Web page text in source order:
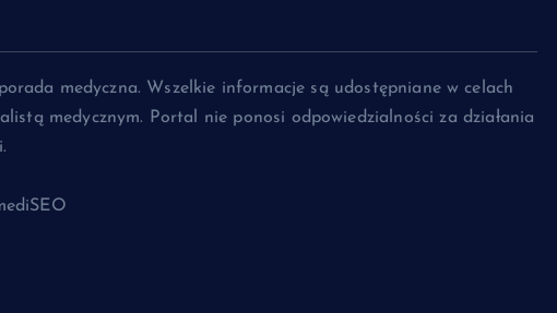
medyczna. Wszelkie informacje są udostępniane w celach
medycznym. Portal nie ponosi odpowiedzialności za działania